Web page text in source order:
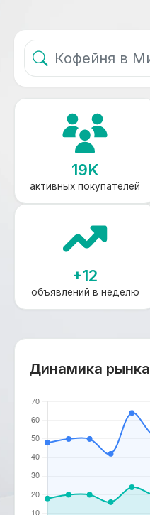
19K
активных покупателей
+12
объявлений в неделю
Динамика рынка
Период графика